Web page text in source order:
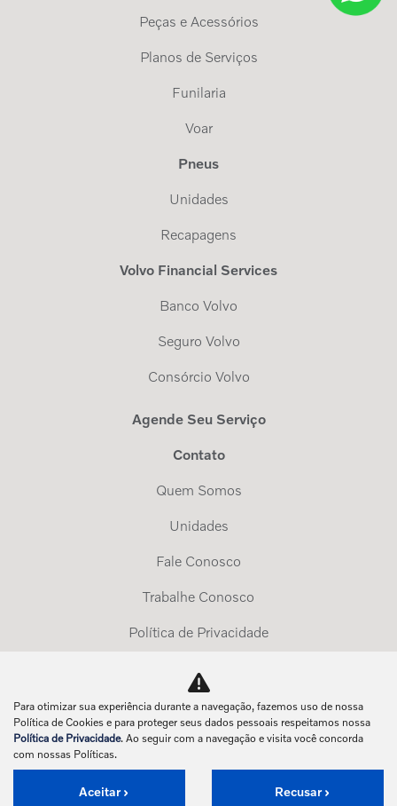
Peças e Acessórios
Planos de Serviços
Funilaria
Voar
Pneus
Unidades
Recapagens
Volvo Financial Services
Banco Volvo
Seguro Volvo
Consórcio Volvo
Agende Seu Serviço
Contato
Quem Somos
Unidades
Fale Conosco
Trabalhe Conosco
Política de Privacidade
No trânsito, enxergar o outro salva vidas.
Para otimizar sua experiência durante a navegação, fazemos uso de nossa
Política de Cookies e para proteger seus dados pessoais respeitamos nossa
Política de Privacidade. Ao seguir com a navegação e visita você concorda
com nossas Políticas.
Aceitar Recusar